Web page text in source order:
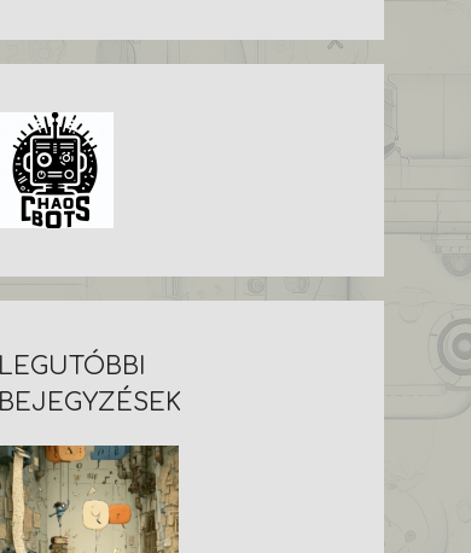
LEGUTÓBBI
BEJEGYZÉSEK